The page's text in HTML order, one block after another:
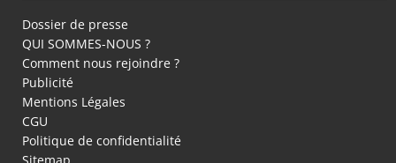
Dossier de presse
QUI SOMMES-NOUS ?
Comment nous rejoindre ?
Publicité
Mentions Légales
CGU
Politique de confidentialité